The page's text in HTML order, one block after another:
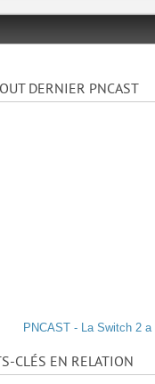
DERNIER PNCAST
PNCAST - La Switch 2 a
CLÉS EN RELATION